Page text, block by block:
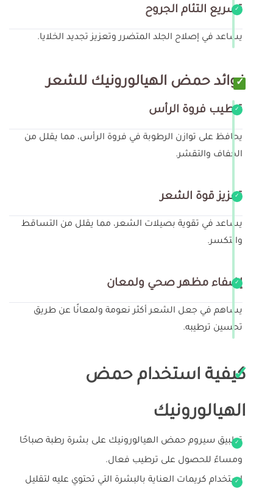
تسريع التئام الجروح
يساعد في إصلاح الجلد المتضرر وتعزيز تجديد الخلايا.
فوائد حمض الهيالورونيك للشعر
ترطيب فروة الرأس
يحافظ على توازن الرطوبة في فروة الرأس، مما يقلل من
الجفاف والتقشر.
تعزيز قوة الشعر
يساعد في تقوية بصيلات الشعر، مما يقلل من التساقط
والتكسر.
إضفاء مظهر صحي ولمعان
يساهم في جعل الشعر أكثر نعومة ولمعانًا عن طريق
تحسين ترطيبه.
كيفية استخدام حمض
الهيالورونيك
تطبيق سيروم حمض الهيالورونيك على بشرة رطبة صباحًا
ومساءً للحصول على ترطيب فعال.
استخدام كريمات العناية بالبشرة التي تحتوي عليه لتقليل